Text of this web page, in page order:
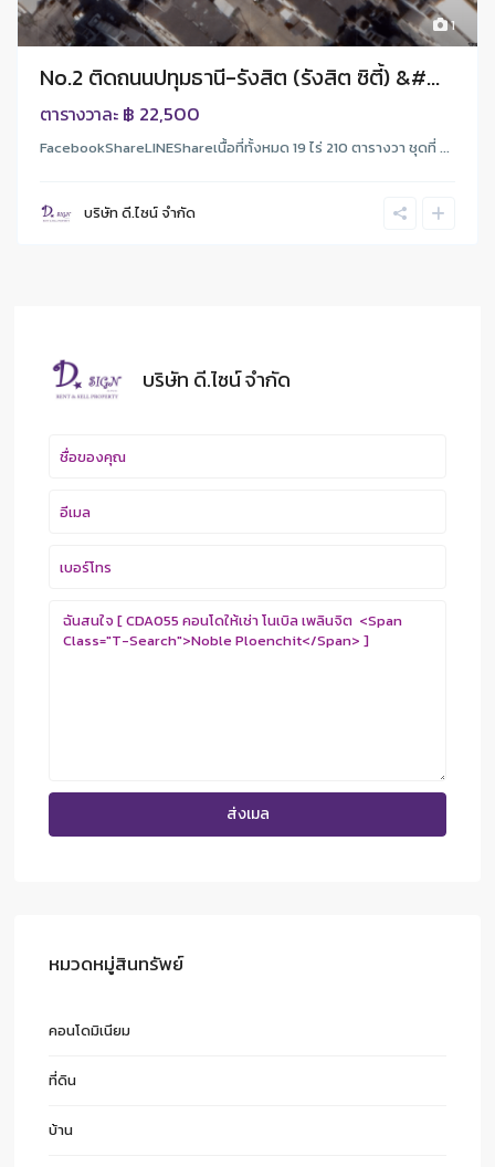
1
No.2 ติดถนนปทุมธานี-รังสิต (รังสิต ซิตี้) &#...
ตารางวาละ ฿ 22,500
FacebookShareLINEShareเนื้อที่ทั้งหมด 19 ไร่ 210 ตารางวา ชุดที่ ...
บริษัท ดี.ไซน์ จํากัด
บริษัท ดี.ไซน์ จํากัด
หมวดหมู่สินทรัพย์
คอนโดมิเนียม
ที่ดิน
บ้าน